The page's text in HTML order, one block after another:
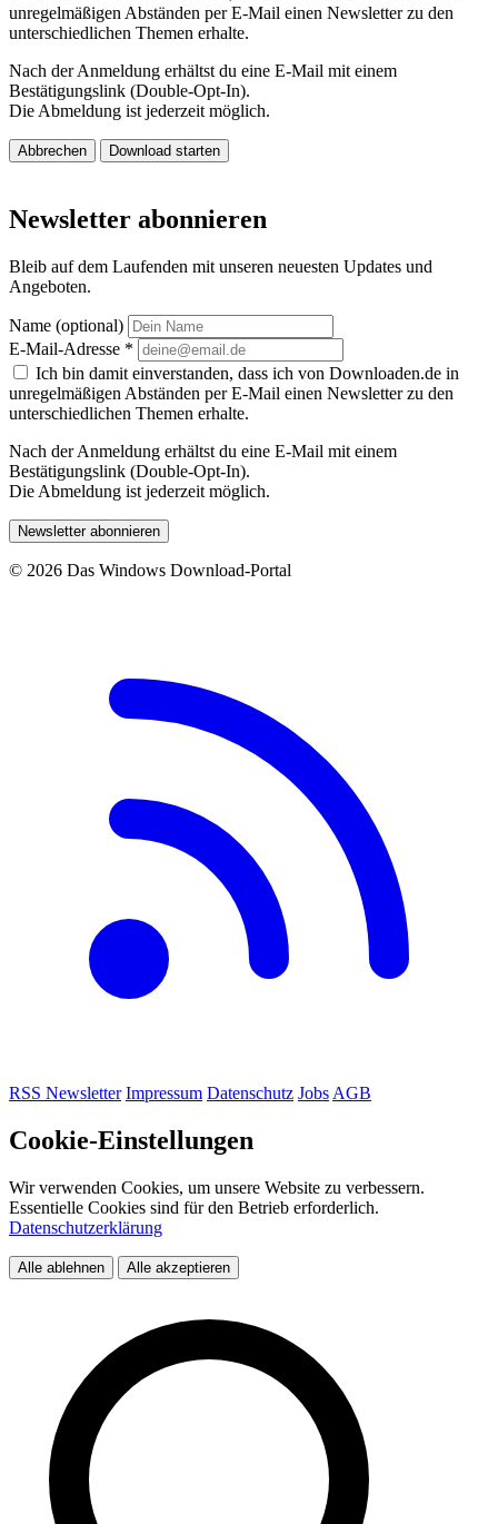
unregelmäßigen Abständen per E-Mail einen Newsletter zu den
unterschiedlichen Themen erhalte.
Nach der Anmeldung erhältst du eine E-Mail mit einem
Bestätigungslink (Double-Opt-In).
Die Abmeldung ist jederzeit möglich.
Abbrechen Download starten
Newsletter abonnieren
Bleib auf dem Laufenden mit unseren neuesten Updates und
Angeboten.
Name (optional)
E-Mail-Adresse *
Ich bin damit einverstanden, dass ich von Downloaden.de in
unregelmäßigen Abständen per E-Mail einen Newsletter zu den
unterschiedlichen Themen erhalte.
Nach der Anmeldung erhältst du eine E-Mail mit einem
Bestätigungslink (Double-Opt-In).
Die Abmeldung ist jederzeit möglich.
Newsletter abonnieren
© 2026 Das Windows Download-Portal
RSS Newsletter Impressum Datenschutz Jobs AGB
Cookie-Einstellungen
Wir verwenden Cookies, um unsere Website zu verbessern.
Essentielle Cookies sind für den Betrieb erforderlich.
Datenschutzerklärung
Alle ablehnen Alle akzeptieren